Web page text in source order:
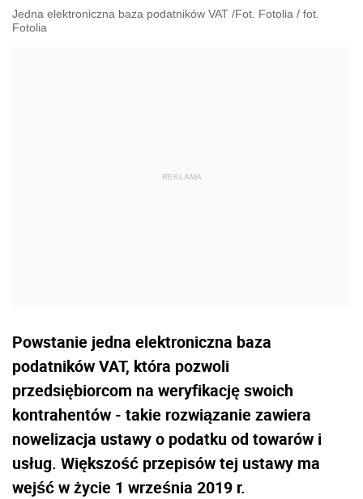
Jedna elektroniczna baza podatników VAT /Fot. Fotolia / fot.
Fotolia
Powstanie jedna elektroniczna baza
podatników VAT, która pozwoli
przedsiębiorcom na weryfikację swoich
kontrahentów - takie rozwiązanie zawiera
nowelizacja ustawy o podatku od towarów i
usług. Większość przepisów tej ustawy ma
wejść w życie 1 września 2019 r.